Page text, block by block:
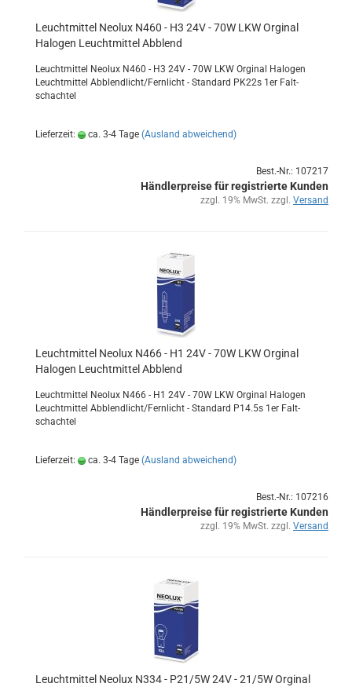
Leucht­mit­tel Neo­lux N460 - H3 24V - 70W LKW Or­gi­nal
Ha­lo­gen Leucht­mit­tel Ab­blend
Leucht­mit­tel Neo­lux N460 - H3 24V - 70W LKW Or­gi­nal Ha­lo­gen
Leucht­mit­tel Ab­blend­licht/Fern­licht - Stan­dard PK22s 1er Falt­
schach­tel
Lieferzeit: ca. 3-4 Tage (Ausland abweichend)
Best.-Nr.: 107217
Händlerpreise für registrierte Kunden
zzgl. 19% MwSt. zzgl. Versand
Leucht­mit­tel Neo­lux N466 - H1 24V - 70W LKW Or­gi­nal
Ha­lo­gen Leucht­mit­tel Ab­blend
Leucht­mit­tel Neo­lux N466 - H1 24V - 70W LKW Or­gi­nal Ha­lo­gen
Leucht­mit­tel Ab­blend­licht/Fern­licht - Stan­dard P14.5s 1er Falt­
schach­tel
Lieferzeit: ca. 3-4 Tage (Ausland abweichend)
Best.-Nr.: 107216
Händlerpreise für registrierte Kunden
zzgl. 19% MwSt. zzgl. Versand
Leucht­mit­tel Neo­lux N334 - P21/5W 24V - 21/5W Or­gi­nal